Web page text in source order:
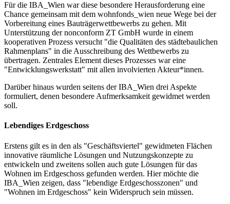
Für die IBA_Wien war diese besondere Herausforderung eine
Chance gemeinsam mit dem wohnfonds_wien neue Wege bei der
Vorbereitung eines Bauträgerwettbewerbs zu gehen. Mit
Unterstützung der nonconform ZT GmbH wurde in einem
kooperativen Prozess versucht "die Qualitäten des städtebaulichen
Rahmenplans" in die Ausschreibung des Wettbewerbs zu
übertragen. Zentrales Element dieses Prozesses war eine
"Entwicklungswerkstatt" mit allen involvierten Akteur*innen.
Darüber hinaus wurden seitens der IBA_Wien drei Aspekte
formuliert, denen besondere Aufmerksamkeit gewidmet werden
soll.
Lebendiges Erdgeschoss
Erstens gilt es in den als "Geschäftsviertel" gewidmeten Flächen
innovative räumliche Lösungen und Nutzungskonzepte zu
entwickeln und zweitens sollen auch gute Lösungen für das
Wohnen im Erdgeschoss gefunden werden. Hier möchte die
IBA_Wien zeigen, dass "lebendige Erdgeschosszonen" und
"Wohnen im Erdgeschoss" kein Widerspruch sein müssen.